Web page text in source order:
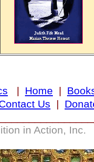
| Home |
Us |
in Action, Inc.